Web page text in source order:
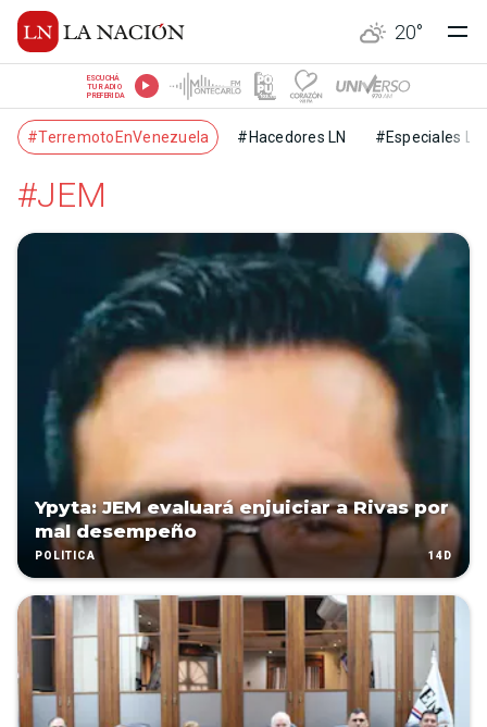
20°
ESCUCHÁ
TU RADIO
PREFERIDA
#TerremotoEnVenezuela #Hacedores LN #Especiales LN
#JEM
Ypyta: JEM evaluará enjuiciar a Rivas por
mal desempeño
POLÍTICA 14D